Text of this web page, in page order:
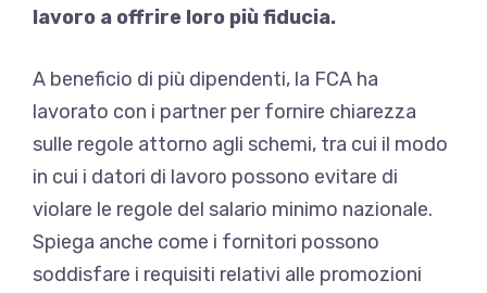
lavoro a offrire loro più fiducia.
A beneficio di più dipendenti, la FCA ha
lavorato con i partner per fornire chiarezza
sulle regole attorno agli schemi, tra cui il modo
in cui i datori di lavoro possono evitare di
violare le regole del salario minimo nazionale.
Spiega anche come i fornitori possono
soddisfare i requisiti relativi alle promozioni